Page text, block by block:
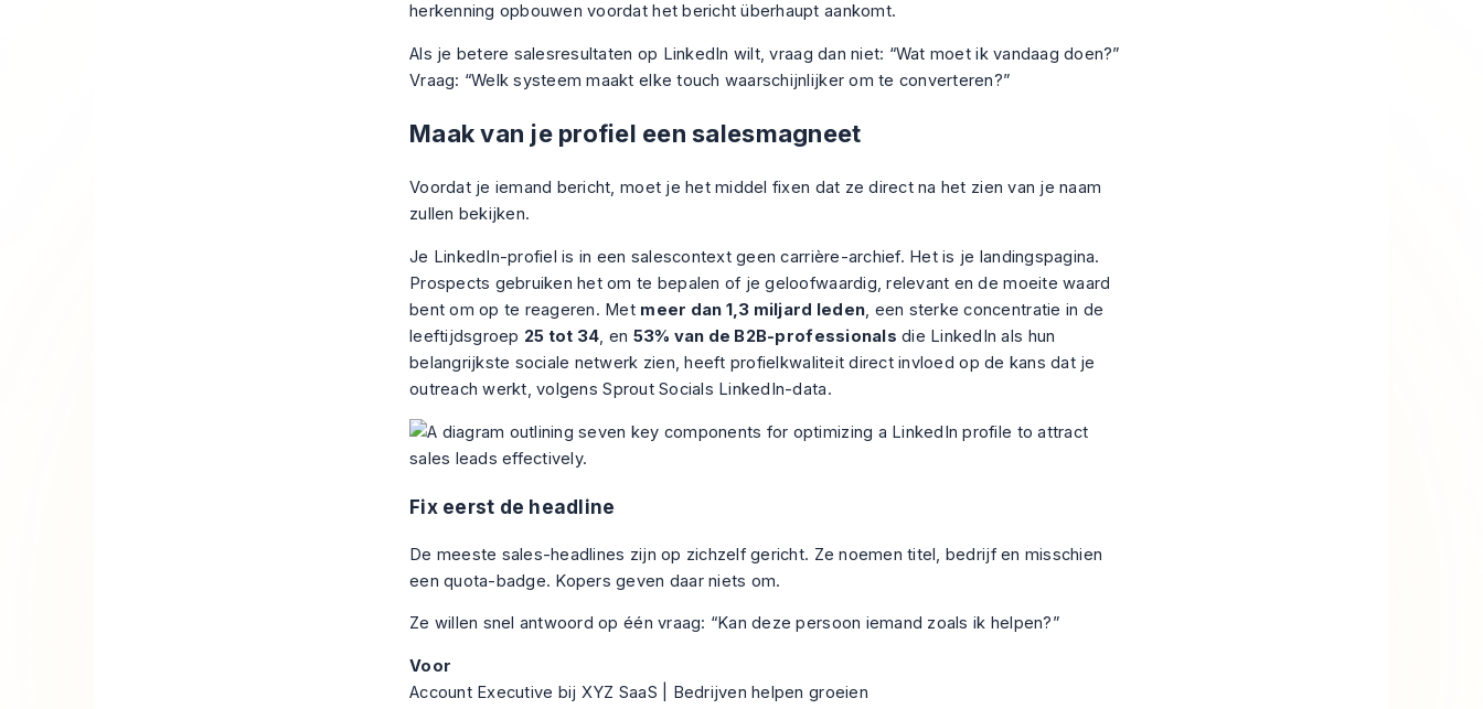
herkenning opbouwen voordat het bericht überhaupt aankomt.
Als je betere salesresultaten op LinkedIn wilt, vraag dan niet: “Wat moet ik vandaag doen?”
Vraag: “Welk systeem maakt elke touch waarschijnlijker om te converteren?”
Maak van je profiel een salesmagneet
Voordat je iemand bericht, moet je het middel fixen dat ze direct na het zien van je naam
zullen bekijken.
Je LinkedIn-profiel is in een salescontext geen carrière-archief. Het is je landingspagina.
Prospects gebruiken het om te bepalen of je geloofwaardig, relevant en de moeite waard
bent om op te reageren. Met meer dan 1,3 miljard leden, een sterke concentratie in de
leeftijdsgroep 25 tot 34, en 53% van de B2B-professionals die LinkedIn als hun
belangrijkste sociale netwerk zien, heeft profielkwaliteit direct invloed op de kans dat je
outreach werkt, volgensSprout Socials LinkedIn-data.
Fix eerst de headline
De meeste sales-headlines zijn op zichzelf gericht. Ze noemen titel, bedrijf en misschien
een quota-badge. Kopers geven daar niets om.
Ze willen snel antwoord op één vraag: “Kan deze persoon iemand zoals ik helpen?”
Voor
Account Executive bij XYZ SaaS | Bedrijven helpen groeien